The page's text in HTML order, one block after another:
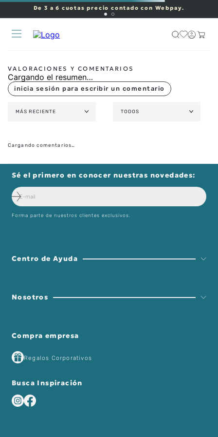
De 3 a 6 cuotas precio contado con Webpay.
Cargando el resumen…
MÁS RECIENTE TODOS
Cargando comentarios…
Sé el primero en conocer nuestras novedades:
Forma parte de nuestros clientes exclusivos.
Centro de Ayuda
Nosotros
Compra empresa
Regalos Corporativos
Busca Inspiración